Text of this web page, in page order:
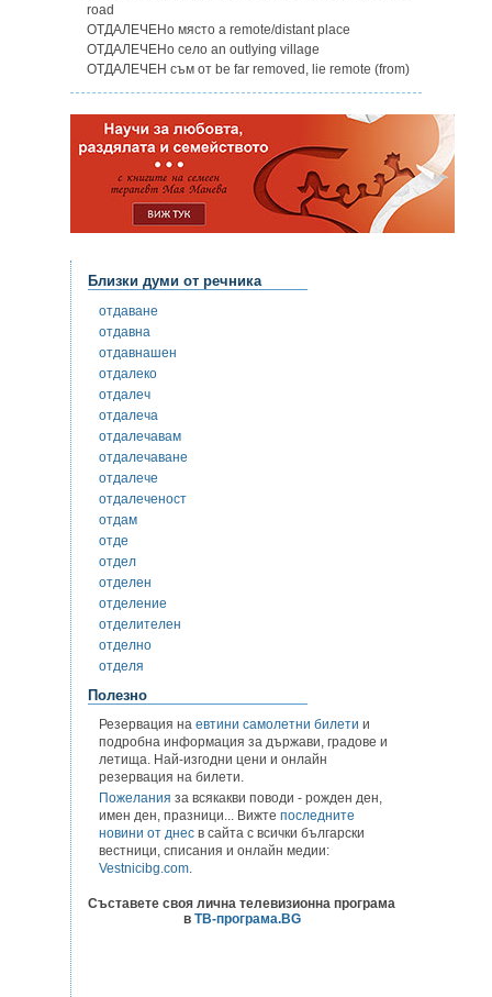
road
ОТДАЛЕЧЕНo място a remote/distant place
ОТДАЛЕЧЕНo село an outlying village
ОТДАЛЕЧЕН съм от be far removed, lie remote (from)
Близки думи от речника
отдаване
отдавна
отдавнашен
отдалеко
отдалеч
отдалеча
отдалечавам
отдалечаване
отдалече
отдалеченост
отдам
отде
отдел
отделен
отделение
отделителен
отделно
отделя
Полезно
Резервация на евтини самолетни билети и
подробна информация за държави, градове и
летища. Най-изгодни цени и онлайн
резервация на билети.
Пожелания за всякакви поводи - рожден ден,
имен ден, празници... Вижте последните
новини от днес в сайта с всички български
вестници, списания и онлайн медии:
Vestnicibg.com.
Съставете своя лична телевизионна програма
в ТВ-програма.BG